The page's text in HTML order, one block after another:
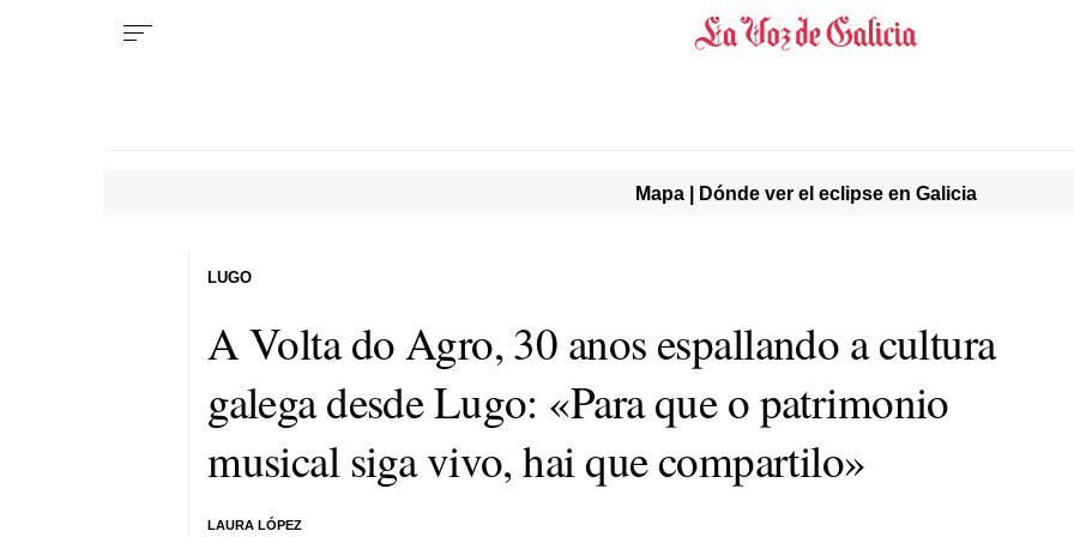
Mapa | Dónde ver el eclipse en Galicia
A Volta do Agro, 30 anos espallando a cultura
galega desde Lugo: «Para que o patrimonio
musical siga vivo, hai que compartilo»
LAURA LÓPEZ
LUGO